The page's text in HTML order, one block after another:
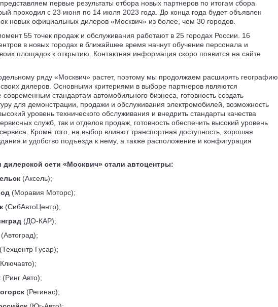
первые результаты отбора новых партнеров по итогам сбора
проходил с 23 июня по 14 июля 2023 года. До конца года будет объявлен
новых официальных дилеров «Москвич» из более, чем 30 городов.
55 точек продаж и обслуживания работают в 25 городах России. 16
в новых городах в ближайшее время начнут обучение персонала и
площадок к открытию. Контактная информация скоро появится на сайте
ряду «Москвич» растет, поэтому мы продолжаем расширять географию
своих дилеров. Основными критериями в выборе партнеров являются
современным стандартам автомобильного бизнеса, готовность создать
для демонстрации, продажи и обслуживания электромобилей, возможность
уровень технического обслуживания и внедрить стандарты качества
служб, так и отделов продаж, готовность обеспечить высокий уровень
сервиса. Кроме того, на выбор влияют транспортная доступность, хорошая
и удобство подъезда к нему, а также расположение и конфигурация
дилерской сети «Москвич» стали автоцентры:
(Аксель);
(Моравия Моторс);
(СибАвтоЦентр);
(ДО-КАР);
(Автоград);
(Техцентр Гусар);
(Ринг Авто);
(Регинас);